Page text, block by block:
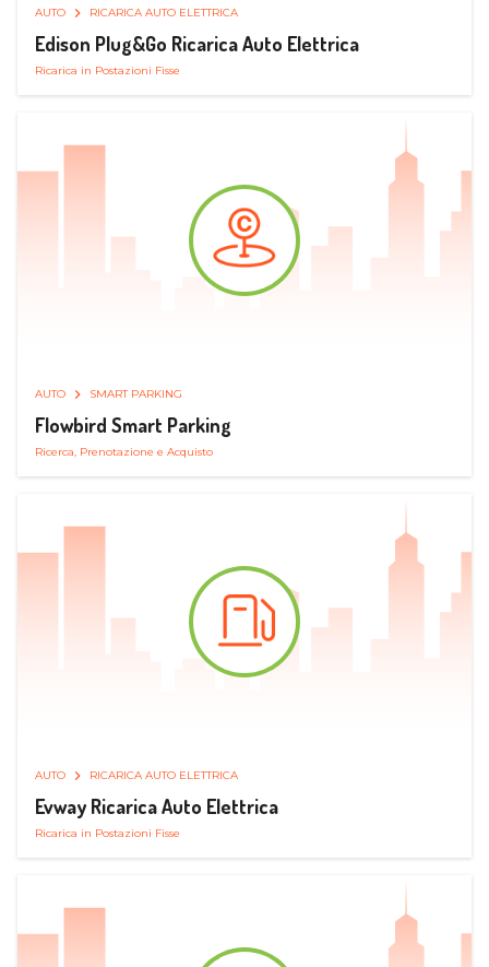
AUTO RICARICA AUTO ELETTRICA
Edison Plug&Go Ricarica Auto Elettrica
Ricarica in Postazioni Fisse
AUTO SMART PARKING
Flowbird Smart Parking
Ricerca, Prenotazione e Acquisto
AUTO RICARICA AUTO ELETTRICA
Evway Ricarica Auto Elettrica
Ricarica in Postazioni Fisse